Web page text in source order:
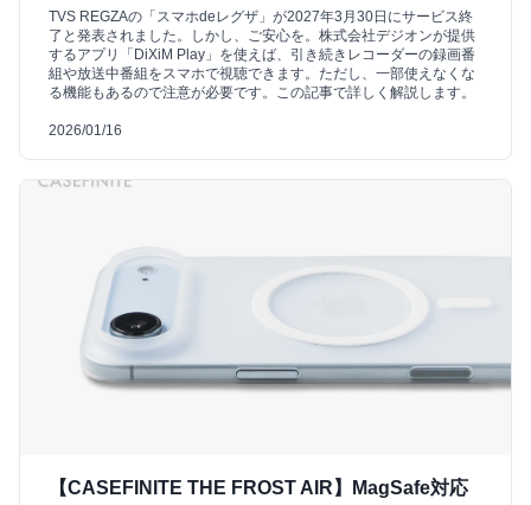
TVS REGZAの「スマホdeレグザ」が2027年3月30日にサービス終
了と発表されました。しかし、ご安心を。株式会社デジオンが提供
するアプリ「DiXiM Play」を使えば、引き続きレコーダーの録画番
組や放送中番組をスマホで視聴できます。ただし、一部使えなくな
る機能もあるので注意が必要です。この記事で詳しく解説します。
2026/01/16
【CASEFINITE THE FROST AIR】MagSafe対応